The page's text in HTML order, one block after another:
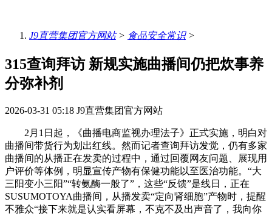
J9直营集团官方网站> 食品安全常识>
315查询拜访 新规实施曲播间仍把炊事养
分弥补剂
2026-03-31 05:18 J9直营集团官方网站
2月1日起，《曲播电商监视办理法子》正式实施，明白对
曲播间带货行为划出红线。然而记者查询拜访发觉，仍有多家
曲播间的从播正在发卖的过程中，通过回覆网友问题、展现用
户评价等体例，明显宣传产物有保健功能以至医治功能。“大
三阳变小三阳”“转氨酶一般了”，这些“反馈”是线日，正在
SUSUMOTOYA曲播间，从播发卖“定向肾细胞”产物时，提醒
不雅众“接下来就是认实看屏幕，不克不及出声音了，我向你